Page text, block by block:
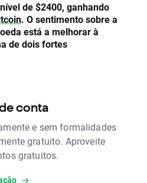
de $2400, ganhando
. O sentimento sobre a
está a melhorar à
de dois fortes
conta
e sem formalidades
gratuito. Aproveite
gratuitos.